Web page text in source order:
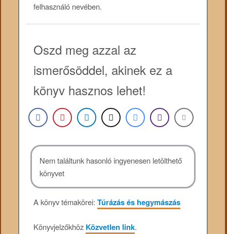
felhasználó nevében.
Oszd meg azzal az
ismerősöddel, akinek ez a
könyv hasznos lehet!
Nem találtunk hasonló ingyenesen letölthető
könyvet
A könyv témakörei:Túrázás és hegymászás
Könyvjelzőkhöz Közvetlen link.